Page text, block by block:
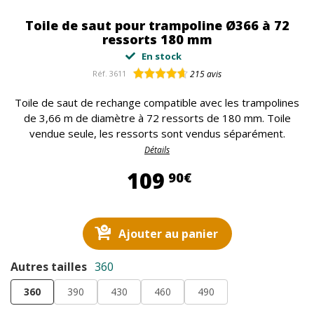
Toile de saut pour trampoline Ø366 à 72
ressorts 180 mm
En stock
Réf. 3611 215avis
Toile de saut de rechange compatible avec les trampolines
de 3,66 m de diamètre à 72 ressorts de 180 mm. Toile
vendue seule, les ressorts sont vendus séparément.
Détails
109 90€109,90 €
Ajouter au panier
Autres tailles 360
360 390 430 460 490